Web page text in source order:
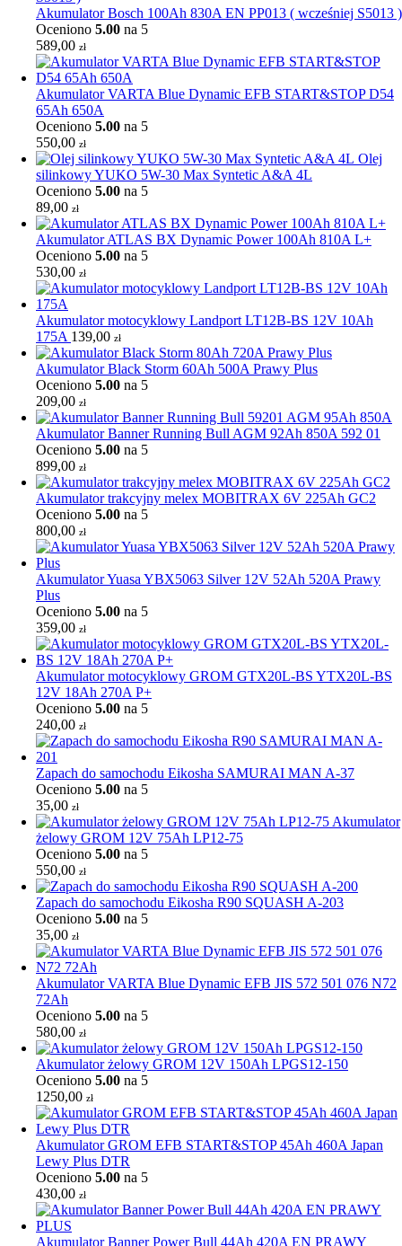
Akumulator Bosch 100Ah 830A EN PP013 ( wcześniej S5013 )
Oceniono 5.00 na 5
589,00 zł
Akumulator VARTA Blue Dynamic EFB START&STOP D54
65Ah 650A
Oceniono 5.00 na 5
550,00 zł
Olej
silinkowy YUKO 5W-30 Max Syntetic A&A 4L
Oceniono 5.00 na 5
89,00 zł
Akumulator ATLAS BX Dynamic Power 100Ah 810A L+
Oceniono 5.00 na 5
530,00 zł
Akumulator motocyklowy Landport LT12B-BS 12V 10Ah
175A 139,00 zł
Akumulator Black Storm 60Ah 500A Prawy Plus
Oceniono 5.00 na 5
209,00 zł
Akumulator Banner Running Bull AGM 92Ah 850A 592 01
Oceniono 5.00 na 5
899,00 zł
Akumulator trakcyjny melex MOBITRAX 6V 225Ah GC2
Oceniono 5.00 na 5
800,00 zł
Akumulator Yuasa YBX5063 Silver 12V 52Ah 520A Prawy
Plus
Oceniono 5.00 na 5
359,00 zł
Akumulator motocyklowy GROM GTX20L-BS YTX20L-BS
12V 18Ah 270A P+
Oceniono 5.00 na 5
240,00 zł
Zapach do samochodu Eikosha SAMURAI MAN A-37
Oceniono 5.00 na 5
35,00 zł
Akumulator
żelowy GROM 12V 75Ah LP12-75
Oceniono 5.00 na 5
550,00 zł
Zapach do samochodu Eikosha R90 SQUASH A-203
Oceniono 5.00 na 5
35,00 zł
Akumulator VARTA Blue Dynamic EFB JIS 572 501 076 N72
72Ah
Oceniono 5.00 na 5
580,00 zł
Akumulator żelowy GROM 12V 150Ah LPGS12-150
Oceniono 5.00 na 5
1250,00 zł
Akumulator GROM EFB START&STOP 45Ah 460A Japan
Lewy Plus DTR
Oceniono 5.00 na 5
430,00 zł
Akumulator Banner Power Bull 44Ah 420A EN PRAWY